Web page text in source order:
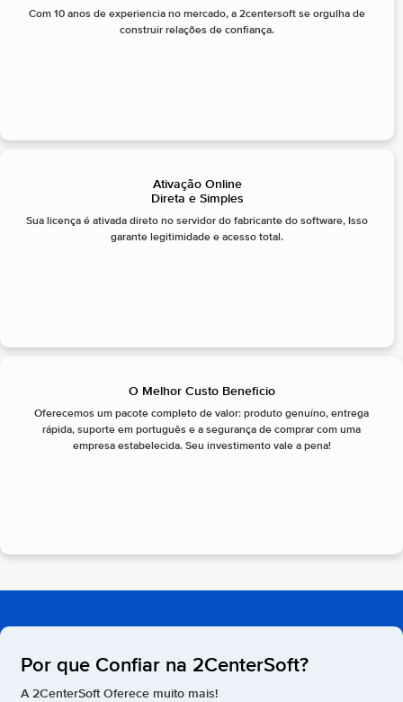
Com 10 anos de experiencia no mercado, a 2centersoft se orgulha de
construir relações de confiança.
Ativação Online
Direta e Simples
Sua licença é ativada direto no servidor do fabricante do software, Isso
garante legitimidade e acesso total.
O Melhor Custo Beneficio
Oferecemos um pacote completo de valor: produto genuíno, entrega
rápida, suporte em português e a segurança de comprar com uma
empresa estabelecida. Seu investimento vale a pena!
Por que Confiar na 2CenterSoft?
A 2CenterSoft Oferece muito mais!